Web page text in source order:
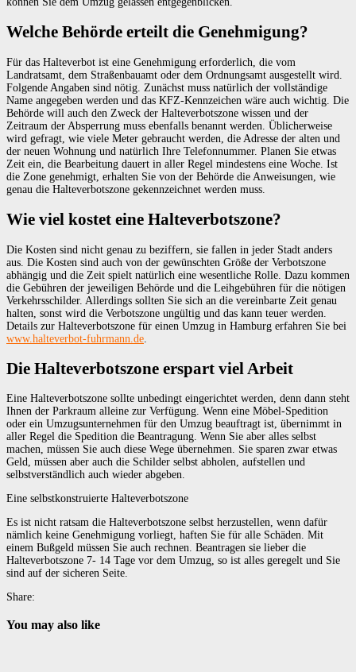
Welche Behörde erteilt die Genehmigung?
Für das Halteverbot ist eine Genehmigung erforderlich, die vom
Landratsamt, dem Straßenbauamt oder dem Ordnungsamt ausgestellt wird.
Folgende Angaben sind nötig. Zunächst muss natürlich der vollständige
Name angegeben werden und das KFZ-Kennzeichen wäre auch wichtig. Die
Behörde will auch den Zweck der Halteverbotszone wissen und der
Zeitraum der Absperrung muss ebenfalls benannt werden. Üblicherweise
wird gefragt, wie viele Meter gebraucht werden, die Adresse der alten und
der neuen Wohnung und natürlich Ihre Telefonnummer. Planen Sie etwas
Zeit ein, die Bearbeitung dauert in aller Regel mindestens eine Woche. Ist
die Zone genehmigt, erhalten Sie von der Behörde die Anweisungen, wie
genau die Halteverbotszone gekennzeichnet werden muss.
Wie viel kostet eine Halteverbotszone?
Die Kosten sind nicht genau zu beziffern, sie fallen in jeder Stadt anders
aus. Die Kosten sind auch von der gewünschten Größe der Verbotszone
abhängig und die Zeit spielt natürlich eine wesentliche Rolle. Dazu kommen
die Gebühren der jeweiligen Behörde und die Leihgebühren für die nötigen
Verkehrsschilder. Allerdings sollten Sie sich an die vereinbarte Zeit genau
halten, sonst wird die Verbotszone ungültig und das kann teuer werden.
Details zur Halteverbotszone für einen Umzug in Hamburg erfahren Sie bei
www.halteverbot-fuhrmann.de
Die Halteverbotszone erspart viel Arbeit
Eine Halteverbotszone sollte unbedingt eingerichtet werden, denn dann steht
Ihnen der Parkraum alleine zur Verfügung. Wenn eine Möbel-Spedition
oder ein Umzugsunternehmen für den Umzug beauftragt ist, übernimmt in
aller Regel die Spedition die Beantragung. Wenn Sie aber alles selbst
machen, müssen Sie auch diese Wege übernehmen. Sie sparen zwar etwas
Geld, müssen aber auch die Schilder selbst abholen, aufstellen und
selbstverständlich auch wieder abgeben.
Eine selbstkonstruierte Halteverbotszone
Es ist nicht ratsam die Halteverbotszone selbst herzustellen, wenn dafür
nämlich keine Genehmigung vorliegt, haften Sie für alle Schäden. Mit
einem Bußgeld müssen Sie auch rechnen. Beantragen sie lieber die
Halteverbotszone 7- 14 Tage vor dem Umzug, so ist alles geregelt und Sie
sind auf der sicheren Seite.
Share:
You may also like